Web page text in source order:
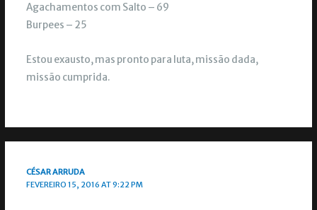
Agachamentos com Salto – 69
Burpees – 25
Estou exausto, mas pronto para luta, missão dada,
missão cumprida.
CÉSAR ARRUDA
FEVEREIRO 15, 2016 AT 9:22 PM